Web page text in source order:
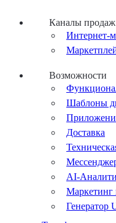
Каналы продаж
Интернет-
Возможности
Шаблоны
Доставка
AI-
Маркетинг
Генератор